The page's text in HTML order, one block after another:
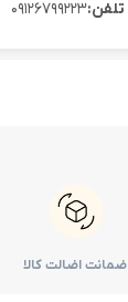
تلفن:09126799223
ضمانت اضالت کالا